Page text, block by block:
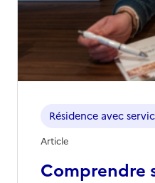
Comprendre
Résidence avec
Article